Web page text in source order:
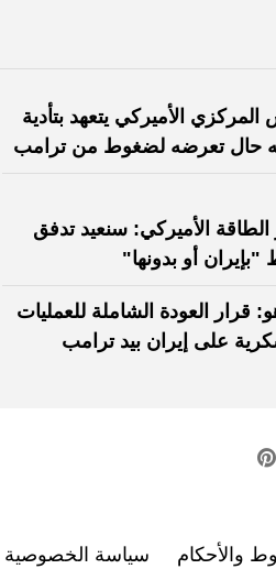
المركزي الأميركي يتعهد بتأدية
حال تعرضه لضغوط من ترامب
الطاقة الأميركي: سنعيد تدفق
"بإيران أو بدونها"
قرار العودة الشاملة للعمليات
على إيران بيد ترامب
والأحكام سياسة الخصوصية